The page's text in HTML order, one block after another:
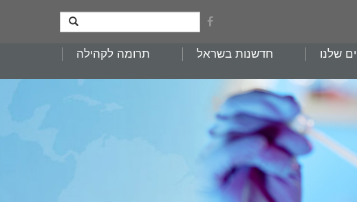
שלנו חדשנות בשראל
תרומה לקהילה